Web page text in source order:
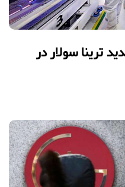
ترینا سولار در